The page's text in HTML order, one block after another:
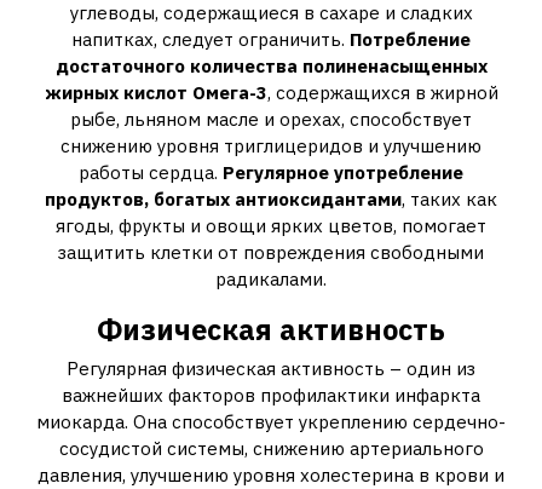
углеводы, содержащиеся в сахаре и сладких
напитках, следует ограничить. Потребление
достаточного количества полиненасыщенных
жирных кислот Омега-3, содержащихся в жирной
рыбе, льняном масле и орехах, способствует
снижению уровня триглицеридов и улучшению
работы сердца. Регулярное употребление
продуктов, богатых антиоксидантами, таких как
ягоды, фрукты и овощи ярких цветов, помогает
защитить клетки от повреждения свободными
радикалами.
Физическая активность
Регулярная физическая активность – один из
важнейших факторов профилактики инфаркта
миокарда. Она способствует укреплению сердечно-
сосудистой системы, снижению артериального
давления, улучшению уровня холестерина в крови и